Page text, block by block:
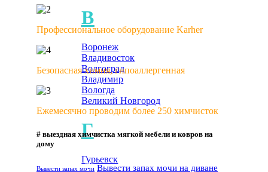
В
Воронеж
Владивосток
Волгоград
Владимир
Вологда
Великий Новгород
Г
Гурьевск
Профессиональное оборудование Karher
Безопасная химия, гипоаллергенная
Ежемесячно проводим более 250 химчисток
# выездная химчистка мягкой мебели и ковров на
дому
Вывести запах мочи Вывести запах мочи на диване